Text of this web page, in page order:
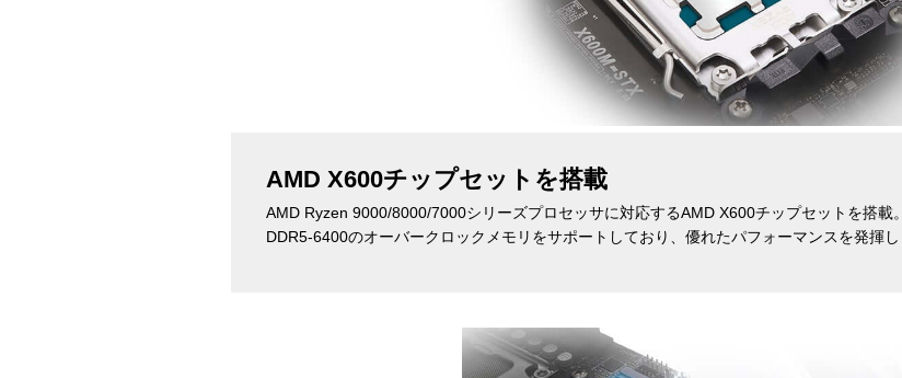
AMD X600チップセットを搭載
AMD Ryzen 9000/8000/7000シリーズプロセッサに対応するAMD X600チップセットを搭載
DDR5-6400のオーバークロックメモリをサポートしており、優れたパフォーマンスを発揮し